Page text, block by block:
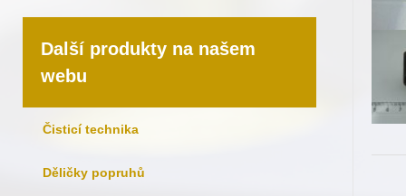
Další produkty na našem
webu
Čisticí technika
Děličky popruhů